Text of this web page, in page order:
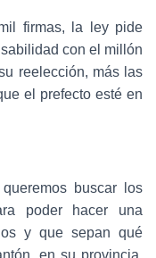
firmas, la ley pide
con el millón
reelección, más las
el prefecto esté en
buscar los
poder hacer una
y que sepan qué
en su provincia,